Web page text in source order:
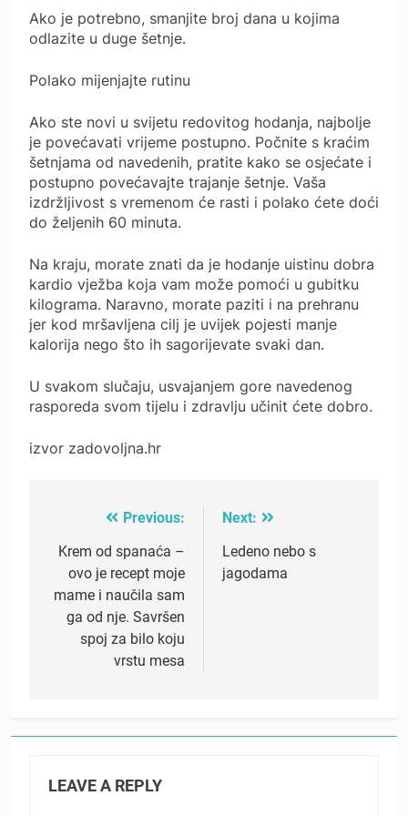
Ako je potrebno, smanjite broj dana u kojima
odlazite u duge šetnje.
Polako mijenjajte rutinu
Ako ste novi u svijetu redovitog hodanja, najbolje
je povećavati vrijeme postupno. Počnite s kraćim
šetnjama od navedenih, pratite kako se osjećate i
postupno povećavajte trajanje šetnje. Vaša
izdržljivost s vremenom će rasti i polako ćete doći
do željenih 60 minuta.
Na kraju, morate znati da je hodanje uistinu dobra
kardio vježba koja vam može pomoći u gubitku
kilograma. Naravno, morate paziti i na prehranu
jer kod mršavljena cilj je uvijek pojesti manje
kalorija nego što ih sagorijevate svaki dan.
U svakom slučaju, usvajanjem gore navedenog
rasporeda svom tijelu i zdravlju učinit ćete dobro.
izvor zadovoljna.hr
navigation
Previous:
Krem od spanaća –
ovo je recept moje
mame i naučila sam
ga od nje. Savršen
spoj za bilo koju
vrstu mesa
Next:
Ledeno nebo s
jagodama
LEAVE A REPLY